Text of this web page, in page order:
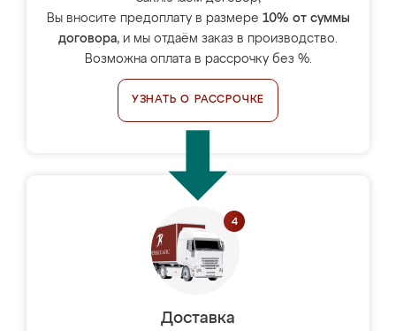
Вы вносите предоплату в размере 10% от суммы
договора, и мы отдаём заказ в производство.
Возможна оплата в рассрочку без %.
УЗНАТЬ О РАССРОЧКЕ
Доставка